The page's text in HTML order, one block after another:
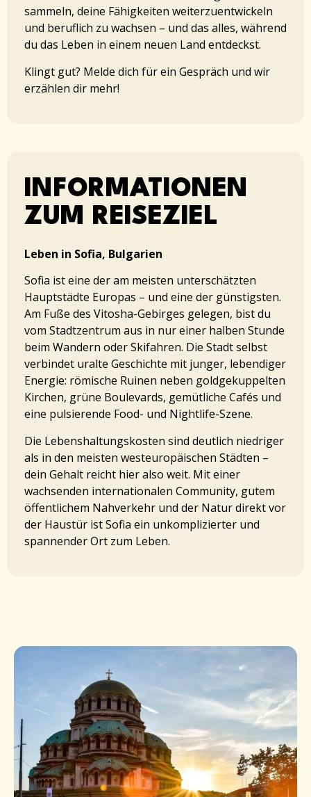
sammeln, deine Fähigkeiten weiterzuentwickeln
und beruflich zu wachsen – und das alles, während
du das Leben in einem neuen Land entdeckst.
Klingt gut? Melde dich für ein Gespräch und wir
erzählen dir mehr!
INFORMATIONEN
ZUM REISEZIEL
Leben in Sofia, Bulgarien
Sofia ist eine der am meisten unterschätzten
Hauptstädte Europas – und eine der günstigsten.
Am Fuße des Vitosha-Gebirges gelegen, bist du
vom Stadtzentrum aus in nur einer halben Stunde
beim Wandern oder Skifahren. Die Stadt selbst
verbindet uralte Geschichte mit junger, lebendiger
Energie: römische Ruinen neben goldgekuppelten
Kirchen, grüne Boulevards, gemütliche Cafés und
eine pulsierende Food- und Nightlife-Szene.
Die Lebenshaltungskosten sind deutlich niedriger
als in den meisten westeuropäischen Städten –
dein Gehalt reicht hier also weit. Mit einer
wachsenden internationalen Community, gutem
öffentlichem Nahverkehr und der Natur direkt vor
der Haustür ist Sofia ein unkomplizierter und
spannender Ort zum Leben.